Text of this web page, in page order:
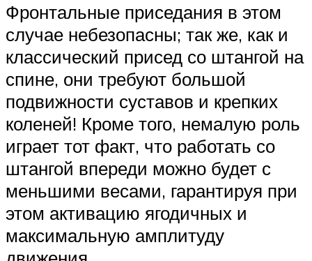
Фронтальные приседания в этом
случае небезопасны; так же, как и
классический присед со штангой на
спине, они требуют большой
подвижности суставов и крепких
коленей! Кроме того, немалую роль
играет тот факт, что работать со
штангой впереди можно будет с
меньшими весами, гарантируя при
этом активацию ягодичных и
максимальную амплитуду